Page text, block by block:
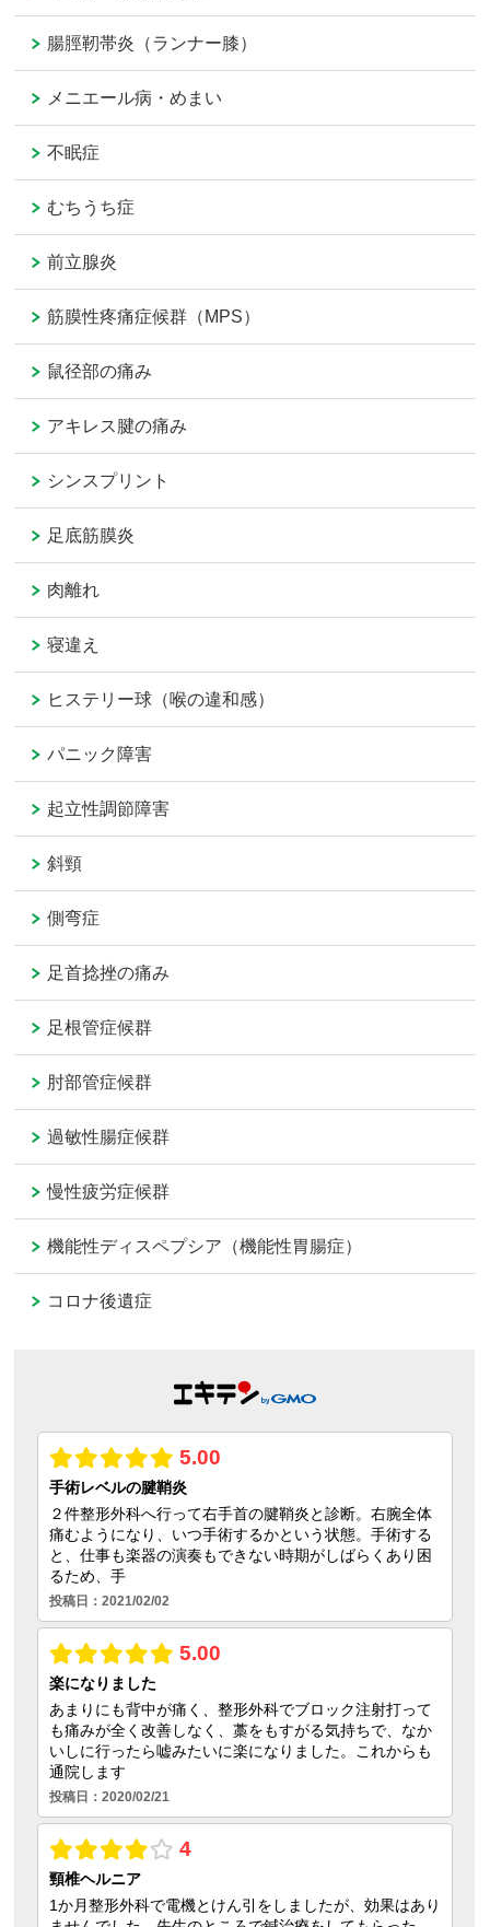
腸脛靭帯炎（ランナー膝）
メニエール病・めまい
不眠症
むちうち症
前立腺炎
筋膜性疼痛症候群（MPS）
鼠径部の痛み
アキレス腱の痛み
シンスプリント
足底筋膜炎
肉離れ
寝違え
ヒステリー球（喉の違和感）
パニック障害
起立性調節障害
斜頸
側弯症
足首捻挫の痛み
足根管症候群
肘部管症候群
過敏性腸症候群
慢性疲労症候群
機能性ディスペプシア（機能性胃腸症）
コロナ後遺症